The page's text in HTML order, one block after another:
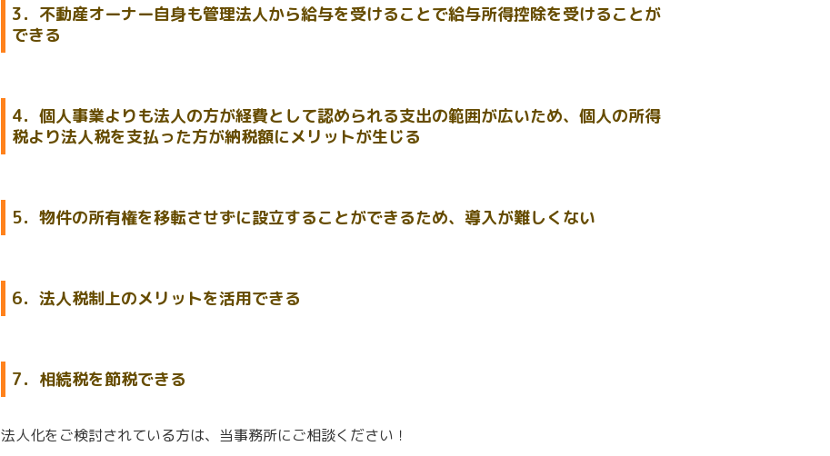
3．不動産オーナー自身も管理法人から給与を受けることで給与所得控除を受けることが
できる
4．個人事業よりも法人の方が経費として認められる支出の範囲が広いため、個人の所得
税より法人税を支払った方が納税額にメリットが生じる
5．物件の所有権を移転させずに設立することができるため、導入が難しくない
6．法人税制上のメリットを活用できる
7．相続税を節税できる
法人化をご検討されている方は、当事務所にご相談ください！